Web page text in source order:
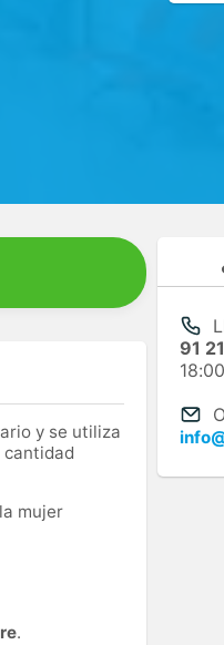
y se utiliza
cantidad
mujer
.
91